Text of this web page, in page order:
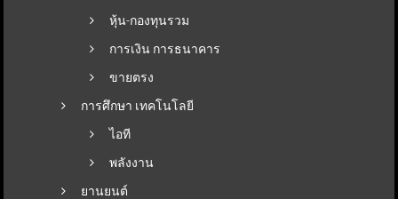
หุ้น-กองทุนรวม
การเงิน การธนาคาร
ขายตรง
การศึกษา เทคโนโลยี
ไอที
พลังงาน
ยานยนต์